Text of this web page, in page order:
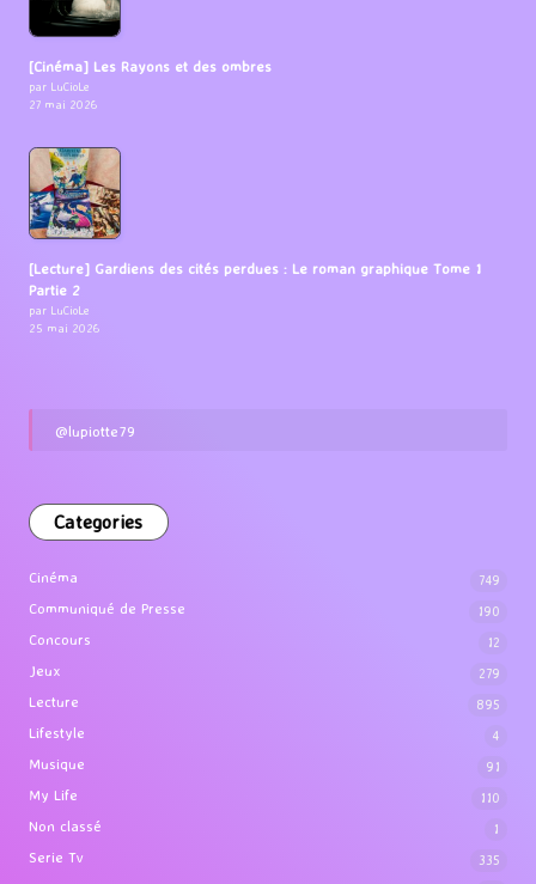
[Cinéma] Les Rayons et des ombres
par LuCioLe
27 mai 2026
[Lecture] Gardiens des cités perdues : Le roman graphique Tome 1
Partie 2
par LuCioLe
25 mai 2026
@lupiotte79
Categories
Cinéma 749
Communiqué de Presse 190
Concours 12
Jeux 279
Lecture 895
Lifestyle 4
Musique 91
My Life 110
Non classé 1
Serie Tv 335